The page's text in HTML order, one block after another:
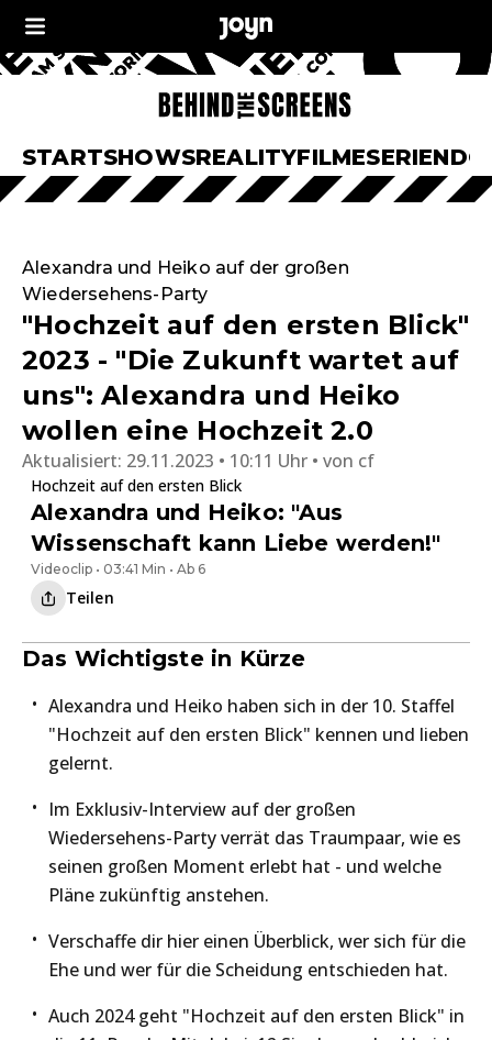
STARTSHOWSREALITYFILMESERIEN
Alexandra und Heiko auf der großen
Wiedersehens-Party
"Hochzeit auf den ersten Blick"
2023 - "Die Zukunft wartet auf
uns": Alexandra und Heiko
wollen eine Hochzeit 2.0
Aktualisiert: 29.11.2023 • 10:11 Uhr von cf
Hochzeit auf den ersten Blick
Alexandra und Heiko: "Aus
Wissenschaft kann Liebe werden!"
Videoclip • 03:41 Min • Ab 6
Teilen
Das Wichtigste in Kürze
Alexandra und Heiko haben sich in der 10. Staffel
"Hochzeit auf den ersten Blick" kennen und lieben
gelernt.
Im Exklusiv-Interview auf der großen
Wiedersehens-Party verrät das Traumpaar, wie es
seinen großen Moment erlebt hat - und welche
Pläne zukünftig anstehen.
Verschaffe dir hier einen Überblick, wer sich für die
Ehe und wer für die Scheidung entschieden hat.
Auch 2024 geht "Hochzeit auf den ersten Blick" in